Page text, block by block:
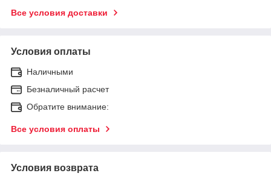
Все условия доставки
Условия оплаты
Наличными
Безналичный расчет
Обратите внимание:
Все условия оплаты
Условия возврата